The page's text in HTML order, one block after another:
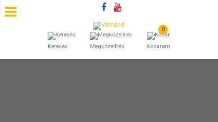
Keresés Megközelítés
0
Kosaram
SZÁLLÁSOK
BEJEGYZÉSEK